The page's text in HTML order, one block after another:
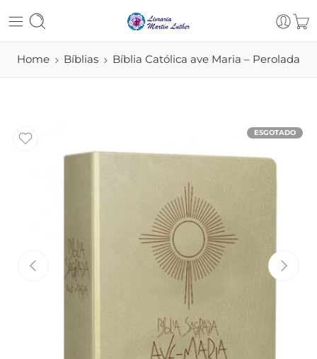
Home Bíblias Bíblia Católica ave Maria – Perolada
ESGOTADO